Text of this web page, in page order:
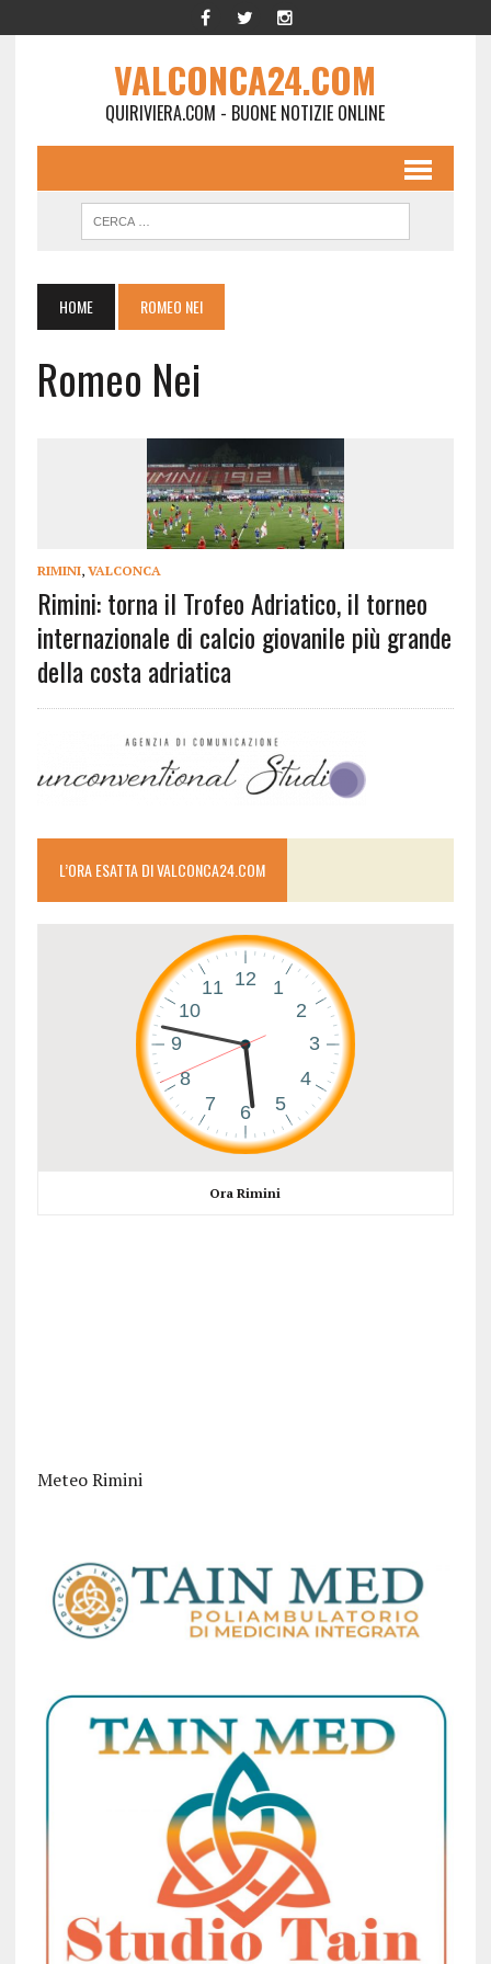
VALCONCA24.COM
QUIRIVIERA.COM - BUONE NOTIZIE ONLINE
HOME ROMEO NEI
Romeo Nei
RIMINI, VALCONCA
Rimini: torna il Trofeo Adriatico, il torneo
internazionale di calcio giovanile più grande
della costa adriatica
L’ORA ESATTA DI VALCONCA24.COM
Ora Rimini
Meteo Rimini